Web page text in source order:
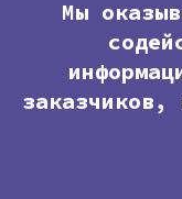
Мы
заказчиков,